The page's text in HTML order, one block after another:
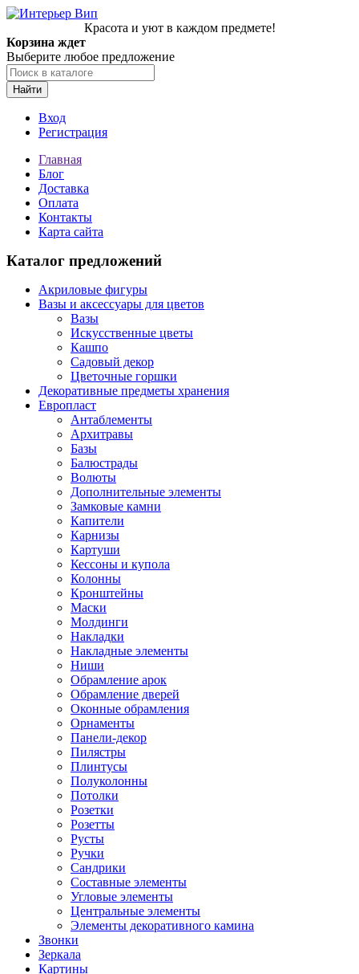
Красота и уют в каждом предмете!
Корзина ждет
Выберите любое предложение
Найти
Вход
Регистрация
Главная
Блог
Доставка
Оплата
Контакты
Карта сайта
Каталог предложений
Акриловые фигуры
Вазы и аксессуары для цветов
Вазы
Искусственные цветы
Кашпо
Садовый декор
Цветочные горшки
Декоративные предметы хранения
Европласт
Антаблементы
Архитравы
Базы
Балюстрады
Волюты
Дополнительные элементы
Замковые камни
Капители
Карнизы
Картуши
Кессоны и купола
Колонны
Кронштейны
Маски
Молдинги
Накладки
Накладные элементы
Ниши
Обрамление арок
Обрамление дверей
Оконные обрамления
Орнаменты
Панели-декор
Пилястры
Плинтусы
Полуколонны
Потолки
Розетки
Розетты
Русты
Ручки
Сандрики
Составные элементы
Угловые элементы
Центральные элементы
Элементы декоративного камина
Звонки
Зеркала
Картины